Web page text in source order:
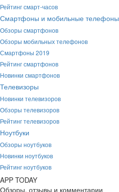
Рейтинг смарт-часов
Смартфоны и мобильные телефоны
Обзоры смартфонов
Обзоры мобильных телефонов
Смартфоны 2019
Рейтинг смартфонов
Новинки смартфонов
Телевизоры
Новинки телевизоров
Обзоры телевизоров
Рейтинг телевизоров
Ноутбуки
Обзоры ноутбуков
Новинки ноутбуков
Рейтинг ноутбуков
APP TODAY
Обзоры, отзывы и комментарии